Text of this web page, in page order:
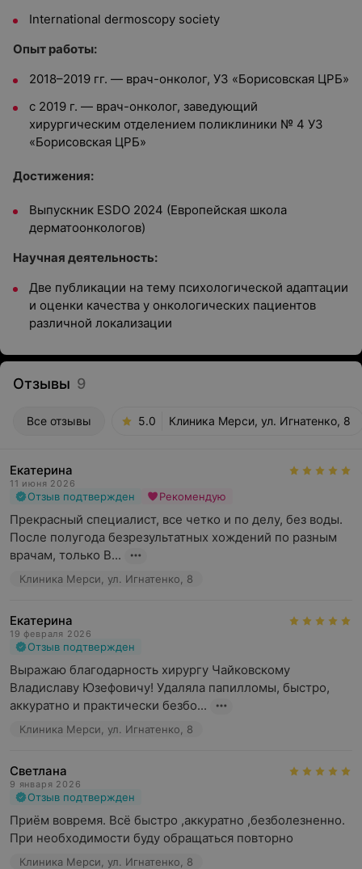
International dermoscopy society
Опыт работы:
2018–2019 гг. — врач-онколог, УЗ «Борисовская ЦРБ»
с 2019 г. — врач-онколог, заведующий
хирургическим отделением поликлиники № 4 УЗ
«Борисовская ЦРБ»
Достижения:
Выпускник ESDO 2024 (Европейская школа
дерматоонкологов)
Научная деятельность:
Две публикации на тему психологической адаптации
и оценки качества у онкологических пациентов
различной локализации
Отзывы 9
Все отзывы 5.0 Клиника Мерси, ул. Игнатенко, 8
Екатерина
11 июня 2026
Отзыв подтвержден Рекомендую
Прекрасный специалист, все четко и по делу, без воды.
После полугода безрезультатных хождений по разным
врачам, только В...
Клиника Мерси, ул. Игнатенко, 8
Екатерина
19 февраля 2026
Отзыв подтвержден
Выражаю благодарность хирургу Чайковскому
Владиславу Юзефовичу! Удаляла папилломы, быстро,
аккуратно и практически безбо...
Клиника Мерси, ул. Игнатенко, 8
Светлана
9 января 2026
Отзыв подтвержден
Приём вовремя. Всё быстро ,аккуратно ,безболезненно.
При необходимости буду обращаться повторно
Клиника Мерси, ул. Игнатенко, 8